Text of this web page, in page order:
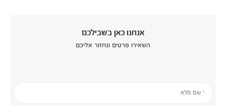
אנחנו כאן בשבילכם
השאירו פרטים ונחזור אליכם
* שם מלא